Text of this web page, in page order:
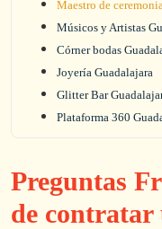
Maestro de
Músicos y Artistas
Córner bodas
Joyería Guadalajara
Glitter Bar
Plataforma 360
Preguntas
de contratar